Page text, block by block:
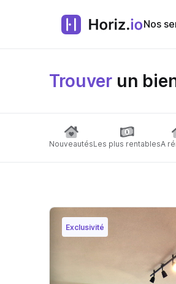
Nos
Trouver un
NouveautésLes plus rentablesA
Exclusivité